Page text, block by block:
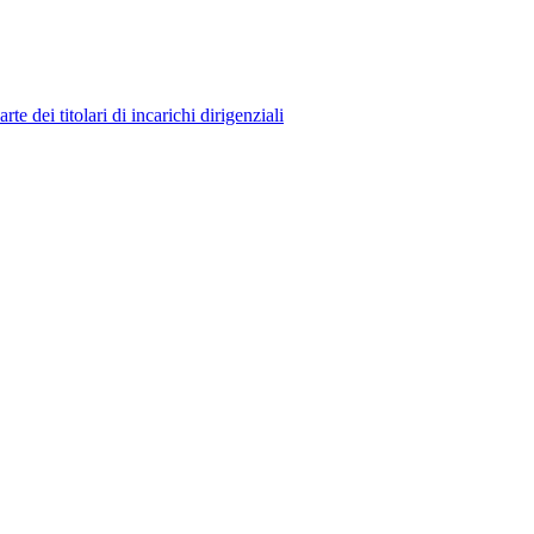
dei titolari di incarichi dirigenziali